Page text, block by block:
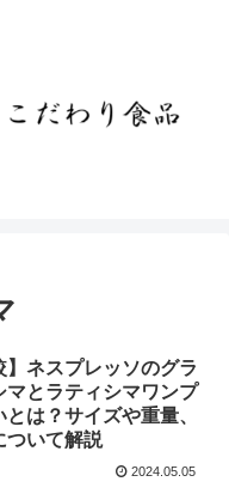
】ネスプレッソのグラ
マとラティシマワンプ
は？サイズや重量、
ついて解説
2024.05.05